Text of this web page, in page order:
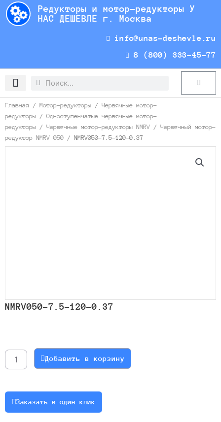
Перейти
содержимому
Редукторы и мотор-редукторы У
НАС ДЕШЕВЛЕ г. Москва
info@unas-deshevle.ru
8 (800) 333-45-77
Search
Search Cart
Главная / Мотор-редукторы / Червячные мотор-
редукторы / Одноступенчатые червячные мотор-
редукторы / Червячные мотор-редукторы NMRV / Червячный мотор-
редуктор NMRV 050 / NMRV050-7.5-120-0.37
NMRV050-7.5-120-0.37
NMRV050-
7.5-
Добавить в корзину
Заказать в один клик